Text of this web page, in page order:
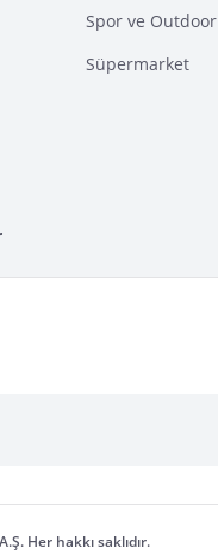
Spor ve Outdoor
Süpermarket
Her hakkı saklıdır.